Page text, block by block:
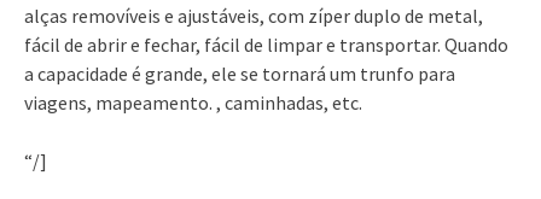
alças removíveis e ajustáveis, com zíper duplo de metal,
fácil de abrir e fechar, fácil de limpar e transportar. Quando
a capacidade é grande, ele se tornará um trunfo para
viagens, mapeamento. , caminhadas, etc.
“/]